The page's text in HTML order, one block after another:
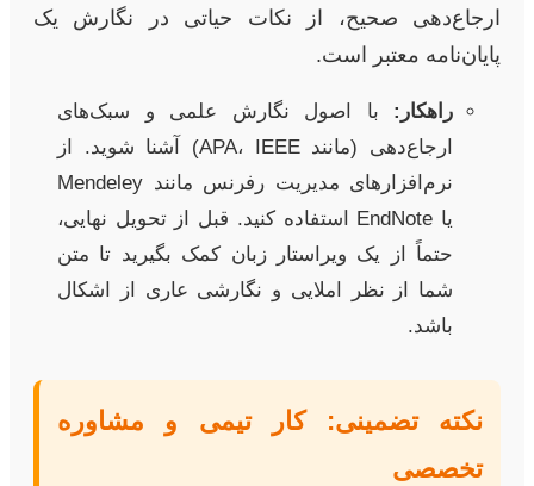
ارجاع‌دهی صحیح، از نکات حیاتی در نگارش یک
پایان‌نامه معتبر است.
راهکار: با اصول نگارش علمی و سبک‌های
ارجاع‌دهی (مانند APA، IEEE) آشنا شوید. از
نرم‌افزارهای مدیریت رفرنس مانند Mendeley
یا EndNote استفاده کنید. قبل از تحویل نهایی،
حتماً از یک ویراستار زبان کمک بگیرید تا متن
شما از نظر املایی و نگارشی عاری از اشکال
باشد.
نکته تضمینی: کار تیمی و مشاوره
تخصصی